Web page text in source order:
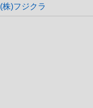
(株)フジクラ